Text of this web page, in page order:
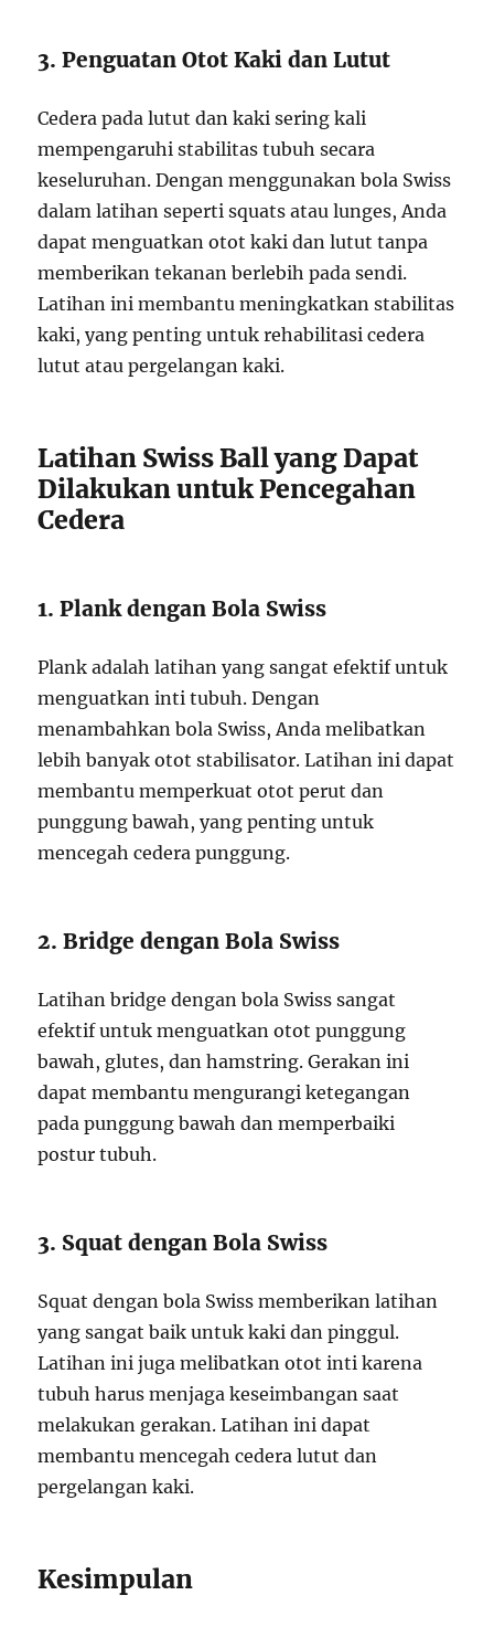
3. Penguatan Otot Kaki dan Lutut
Cedera pada lutut dan kaki sering kali
mempengaruhi stabilitas tubuh secara
keseluruhan. Dengan menggunakan bola Swiss
dalam latihan seperti squats atau lunges, Anda
dapat menguatkan otot kaki dan lutut tanpa
memberikan tekanan berlebih pada sendi.
Latihan ini membantu meningkatkan stabilitas
kaki, yang penting untuk rehabilitasi cedera
lutut atau pergelangan kaki.
Latihan Swiss Ball yang Dapat
Dilakukan untuk Pencegahan
Cedera
1. Plank dengan Bola Swiss
Plank adalah latihan yang sangat efektif untuk
menguatkan inti tubuh. Dengan
menambahkan bola Swiss, Anda melibatkan
lebih banyak otot stabilisator. Latihan ini dapat
membantu memperkuat otot perut dan
punggung bawah, yang penting untuk
mencegah cedera punggung.
2. Bridge dengan Bola Swiss
Latihan bridge dengan bola Swiss sangat
efektif untuk menguatkan otot punggung
bawah, glutes, dan hamstring. Gerakan ini
dapat membantu mengurangi ketegangan
pada punggung bawah dan memperbaiki
postur tubuh.
3. Squat dengan Bola Swiss
Squat dengan bola Swiss memberikan latihan
yang sangat baik untuk kaki dan pinggul.
Latihan ini juga melibatkan otot inti karena
tubuh harus menjaga keseimbangan saat
melakukan gerakan. Latihan ini dapat
membantu mencegah cedera lutut dan
pergelangan kaki.
Kesimpulan